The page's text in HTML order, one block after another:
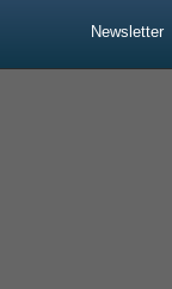
Newsletter